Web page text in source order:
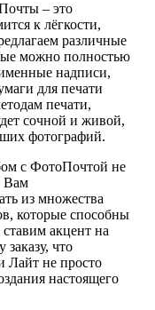
– это
к лёгкости,
различные
можно полностью
надписи,
для печати
печати,
сочной и живой,
фотографий.
с ФотоПочтой не
Вам
из множества
которые способны
акцент на
что
Лайт не просто
настоящего